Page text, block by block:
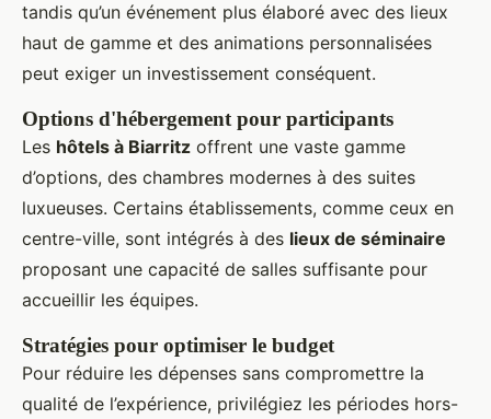
tandis qu’un événement plus élaboré avec des lieux
haut de gamme et des animations personnalisées
peut exiger un investissement conséquent.
Options d'hébergement pour participants
Les hôtels à Biarritz offrent une vaste gamme
d’options, des chambres modernes à des suites
luxueuses. Certains établissements, comme ceux en
centre-ville, sont intégrés à des lieux de séminaire
proposant une capacité de salles suffisante pour
accueillir les équipes.
Stratégies pour optimiser le budget
Pour réduire les dépenses sans compromettre la
qualité de l’expérience, privilégiez les périodes hors-